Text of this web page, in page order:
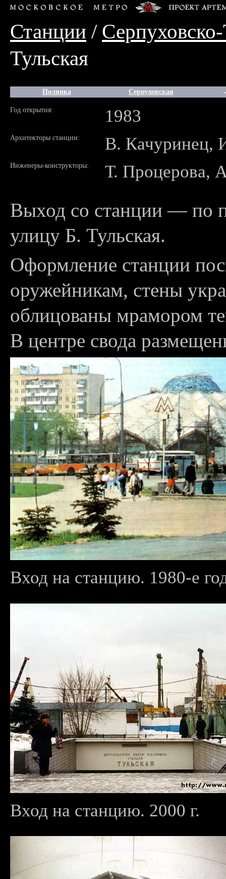
Станции /
Тульская
Полянка Серпуховская
Год открытия: 1983
Архитекторы станции: В. Качуринец,
Инженеры-конструкторы: Т. Процерова,
Выход со станции — по
улицу Б. Тульская.
Оформление станции
оружейникам, стены
облицованы мрамором
В центре свода
Вход на станцию. 1980-е
Вход на станцию. 2000 г.